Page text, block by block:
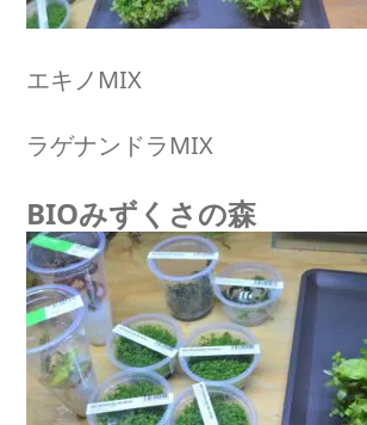
エキノMIX
ラゲナンドラMIX
BIOみずくさの森